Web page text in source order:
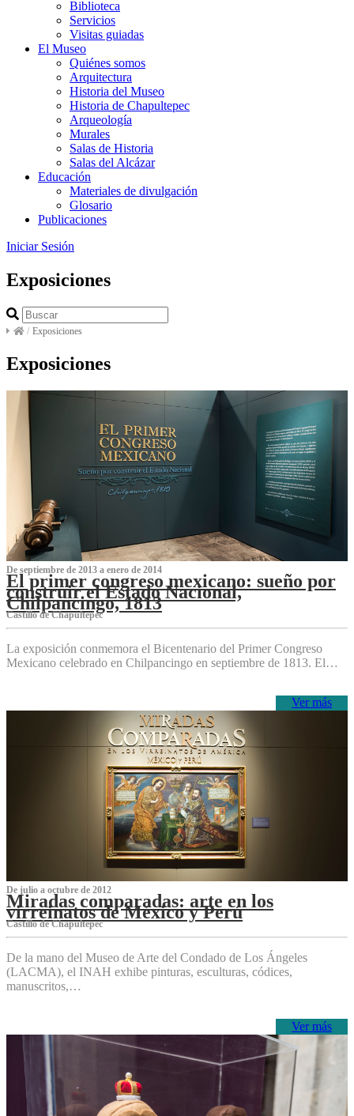
Biblioteca
Servicios
Visitas guiadas
El Museo
Quiénes somos
Arquitectura
Historia del Museo
Historia de Chapultepec
Arqueología
Murales
Salas de Historia
Salas del Alcázar
Educación
Materiales de divulgación
Glosario
Publicaciones
Iniciar Sesión
Exposiciones
/ Exposiciones
Exposiciones
De septiembre de 2013 a enero de 2014
El primer congreso mexicano: sueño por
construir el Estado Nacional,
Chilpancingo, 1813
Castillo de Chapultepec
La exposición conmemora el Bicentenario del Primer Congreso
Mexicano celebrado en Chilpancingo en septiembre de 1813. El…
Ver más
De julio a octubre de 2012
Miradas comparadas: arte en los
virreinatos de México y Perú
Castillo de Chapultepec
De la mano del Museo de Arte del Condado de Los Ángeles
(LACMA), el INAH exhibe pinturas, esculturas, códices,
manuscritos,…
Ver más